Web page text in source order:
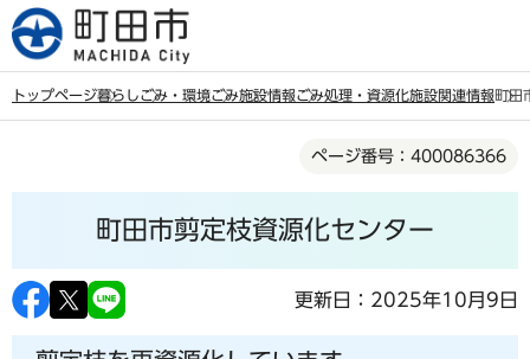
こ
の
す
トップページ暮らしごみ・環境ごみ施設情報ごみ処理・資源化施設関連情報町田
ら
ページ番号：400086366
町田市剪定枝資源化センター
更新日：2025年10月9日